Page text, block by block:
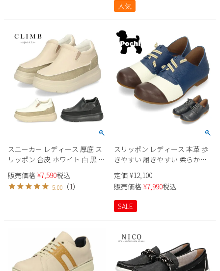
人気
スニーカー レディース 厚底 ス
リッポン 合皮 ホワイト 白 黒 カ
ジュアル シューズ CLIMB
SPORTS クライムスポーツ PR-
9078
販売価格 ¥7,590税込
5.00 （1）
スリッポン レディース 本革 歩
きやすい 履きやすい 柔らかい
幅広 軽い 軽量 4E 日本製 革 イ
タリア おしゃれ ローヒール
2way Pochi ポチ 009
定価 ¥12,100
販売価格 ¥7,990税込
SALE